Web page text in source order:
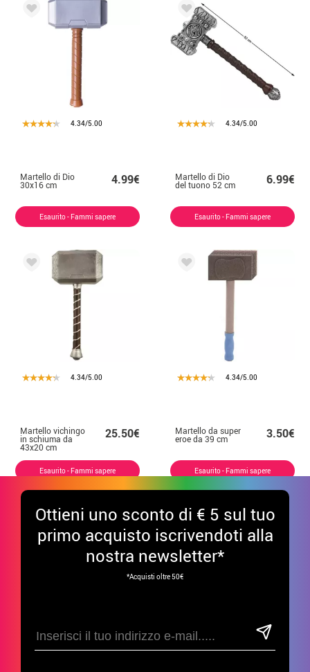
4.34/5.00
Martello di Dio
30x16 cm 4.99€
Esaurito - Fammi sapere
4.34/5.00
Martello di Dio
del tuono 52 cm 6.99€
Esaurito - Fammi sapere
4.34/5.00
Martello vichingo
in schiuma da
43x20 cm
25.50€
Esaurito - Fammi sapere
4.34/5.00
Martello da super
eroe da 39 cm 3.50€
Esaurito - Fammi sapere
Ottieni uno sconto di € 5 sul tuo
primo acquisto iscrivendoti alla
nostra newsletter*
*Acquisti oltre 50€